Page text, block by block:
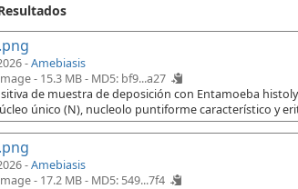
-Amebiasis
- 15.3 MB - MD5: bf9...a27
de muestra de deposición con Entamoeba
único (N), nucleolo puntiforme característico y
-Amebiasis
- 17.2 MB - MD5: 549...7f4